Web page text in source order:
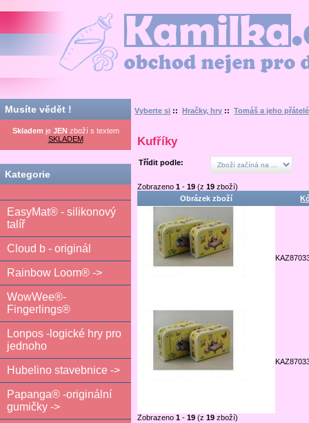
Kamilka.cz - obchod nejen pro děti
Musíte vědět !
Skladem je JENzboží s textem
SKLADEM
Kategorie
EasyMat® - silikonový
talíř
Cloud b - originál
Rainbow Loom® ->
WowWee®-
Fingerlings®
Lonpos -logické hry pro
jednoho
Hubelino stavebnice ->
Papanga® -originální
gumičky ->
Vyberte si ::Hračky, hry ::Tomáš a jeho přátelé
Kufříky
Třídit podle:
Zobrazeno 1- 19(z 19zboží)
Obrázek zboží
Zobrazeno 1- 19(z 19zboží)